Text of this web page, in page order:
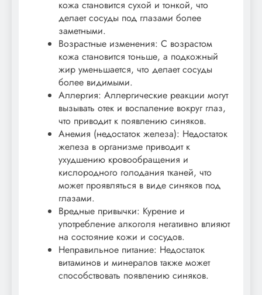
кожа становится сухой и тонкой, что
делает сосуды под глазами более
заметными.
Возрастные изменения: С возрастом
кожа становится тоньше, а подкожный
жир уменьшается, что делает сосуды
более видимыми.
Аллергия: Аллергические реакции могут
вызывать отек и воспаление вокруг глаз,
что приводит к появлению синяков.
Анемия (недостаток железа): Недостаток
железа в организме приводит к
ухудшению кровообращения и
кислородного голодания тканей, что
может проявляться в виде синяков под
глазами.
Вредные привычки: Курение и
употребление алкоголя негативно влияют
на состояние кожи и сосудов.
Неправильное питание: Недостаток
витаминов и минералов также может
способствовать появлению синяков.